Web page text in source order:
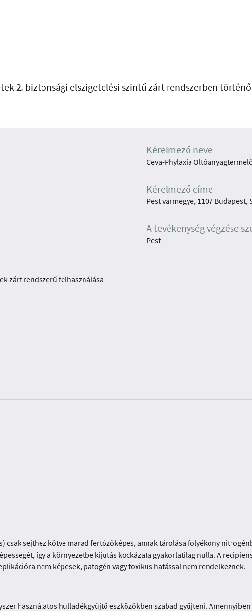
2. biztonsági elszigetelési szintű zárt rendszerben
Kérelmező neve
Ceva-Phylaxia
Kérelmező címe
Pest vármegye, 1107 Budapest,
A tevékenység végzése
Pest
zárt rendszerű felhasználása
csak sejthez kötve marad fertőzőképes, annak tárolása folyékony
így a környezetbe kijutás kockázata gyakorlatilag nulla. A
nem képesek, patogén vagy toxikus hatással nem rendelkeznek.
használatos hulladékgyűjtő eszközökben szabad gyűjteni.